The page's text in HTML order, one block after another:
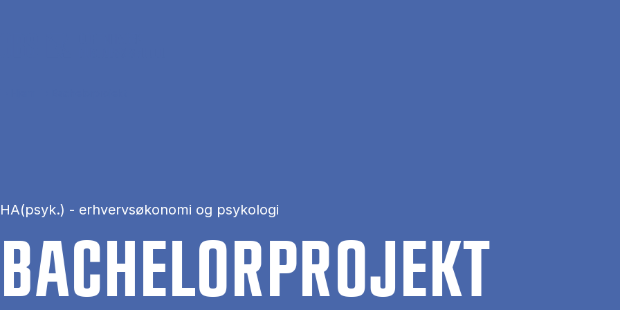
HA(psyk.) - erhvervsøkonomi og psykologi
BA­CHEL­OR­PRO­JEKT